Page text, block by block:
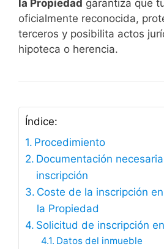
la Propiedad garantiza que
oficialmente reconocida,
terceros y posibilita actos
hipoteca o herencia.
Índice:
Procedimiento
Documentación
inscripción
Coste de la inscripción
la Propiedad
Solicitud de inscripción
Datos del inmueble